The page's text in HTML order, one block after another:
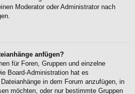
Moderator oder Administrator nach
anfügen?
für Foren, Gruppen und einzelne
Board-Administration hat es
in dem Forum anzufügen, in
möchten, oder nur bestimmte Gruppen